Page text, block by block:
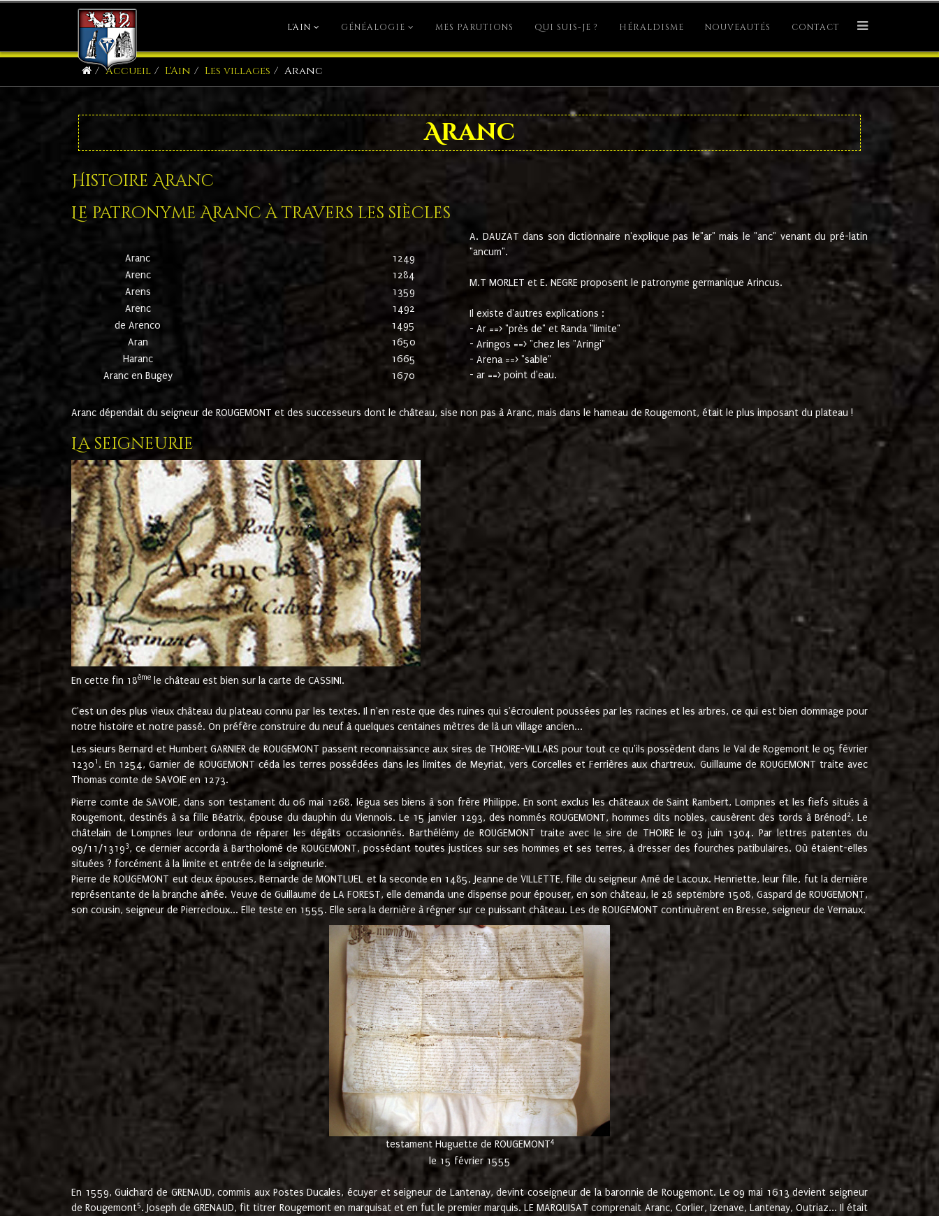
L'AIN GÉNÉALOGIE MES PARUTIONS QUI SUIS-JE ? HÉRALDISME NOUVEAUTÉS CONTACT
Accueil L'Ain Les villages Aranc
Aranc
Histoire Aranc
Le patronyme Aranc à travers les siècles
Aranc
1249
Arenc
1284
Arens
1359
Arenc
1492
de Arenco
1495
Aran
1650
Haranc
1665
Aranc en Bugey
1670
A. DAUZAT dans son dictionnaire n'explique pas le"ar" mais le "anc" venant du pré-latin
"ancum".
M.T MORLET et E. NEGRE proposent le patronyme germanique Arincus.
Il existe d'autres explications :
- Ar ==> "près de" et Randa "limite"
- Aringos ==> "chez les "Aringi"
- Arena ==> "sable"
- ar ==> point d'eau.
Aranc dépendait du seigneur de ROUGEMONT et des successeurs dont le château, sise non pas à Aranc, mais dans le hameau de Rougemont, était le plus imposant du plateau !
La seigneurie
En cette fin 18ème le château est bien sur la carte de CASSINI.
C'est un des plus vieux château du plateau connu par les textes. Il n'en reste que des ruines qui s'écroulent poussées par les racines et les arbres, ce qui est bien dommage pour
notre histoire et notre passé. On préfère construire du neuf à quelques centaines mètres de là un village ancien...
Les sieurs Bernard et Humbert GARNIER de ROUGEMONT passent reconnaissance aux sires de THOIRE-VILLARS pour tout ce qu'ils possèdent dans le Val de Rogemont le 05 février
12301 . En 1254, Garnier de ROUGEMONT céda les terres possédées dans les limites de Meyriat, vers Corcelles et Ferrières aux chartreux. Guillaume de ROUGEMONT traite avec
Thomas comte de SAVOIE en 1273.
Pierre comte de SAVOIE, dans son testament du 06 mai 1268, légua ses biens à son frère Philippe. En sont exclus les châteaux de Saint Rambert, Lompnes et les fiefs situés à
Rougemont, destinés à sa fille Béatrix, épouse du dauphin du Viennois. Le 15 janvier 1293, des nommés ROUGEMONT, hommes dits nobles, causèrent des tords à Brénod 2. Le
châtelain de Lompnes leur ordonna de réparer les dégâts occasionnés. Barthélémy de ROUGEMONT traite avec le sire de THOIRE le 03 juin 1304. Par lettres patentes du
09/11/13193, ce dernier accorda à Bartholomé de ROUGEMONT, possédant toutes justices sur ses hommes et ses terres, à dresser des fourches patibulaires. Où étaient-elles
situées ? forcément à la limite et entrée de la seigneurie.
Pierre de ROUGEMONT eut deux épouses, Bernarde de MONTLUEL et la seconde en 1485, Jeanne de VILLETTE, fille du seigneur Amé de Lacoux. Henriette, leur fille, fut la dernière
représentante de la branche aînée. Veuve de Guillaume de LA FOREST, elle demanda une dispense pour épouser, en son château, le 28 septembre 1508, Gaspard de ROUGEMONT,
son cousin, seigneur de Pierrecloux... Elle teste en 1555. Elle sera la dernière à régner sur ce puissant château. Les de ROUGEMONT continuèrent en Bresse, seigneur de Vernaux.
testament Huguette de ROUGEMONT4
le 15 février 1555
En 1559, Guichard de GRENAUD, commis aux Postes Ducales, écuyer et seigneur de Lantenay, devint coseigneur de la baronnie de Rougemont. Le 09 mai 1613 devient seigneur
de Rougemont5. Joseph de GRENAUD, fit titrer Rougemont en marquisat et en fut le premier marquis. LE MARQUISAT comprenait Aranc, Corlier, Izenave, Lantenay, Outriaz... Il était